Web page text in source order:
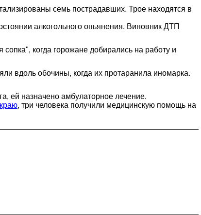
семь пострадавших. Трое находятся в
алкогольного опьянения. Виновник ДТП
когда горожане добирались на работу и
вдоль обочины, когда их протаранила иномарка.
ей назначено амбулаторное лечение.
, три человека получили медицинскую помощь на